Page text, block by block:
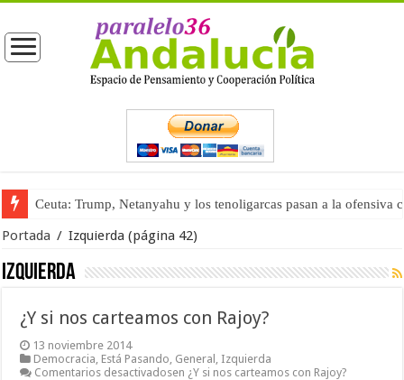
Ceuta: Trump, Netanyahu y los tenoligarcas pasan a la ofensiva
Portada / Izquierda (página 42)
Izquierda
¿Y si nos carteamos con Rajoy?
13 noviembre 2014
Democracia, Está Pasando, General , Izquierda
Comentarios desactivadosen ¿Y si nos carteamos con Rajoy?